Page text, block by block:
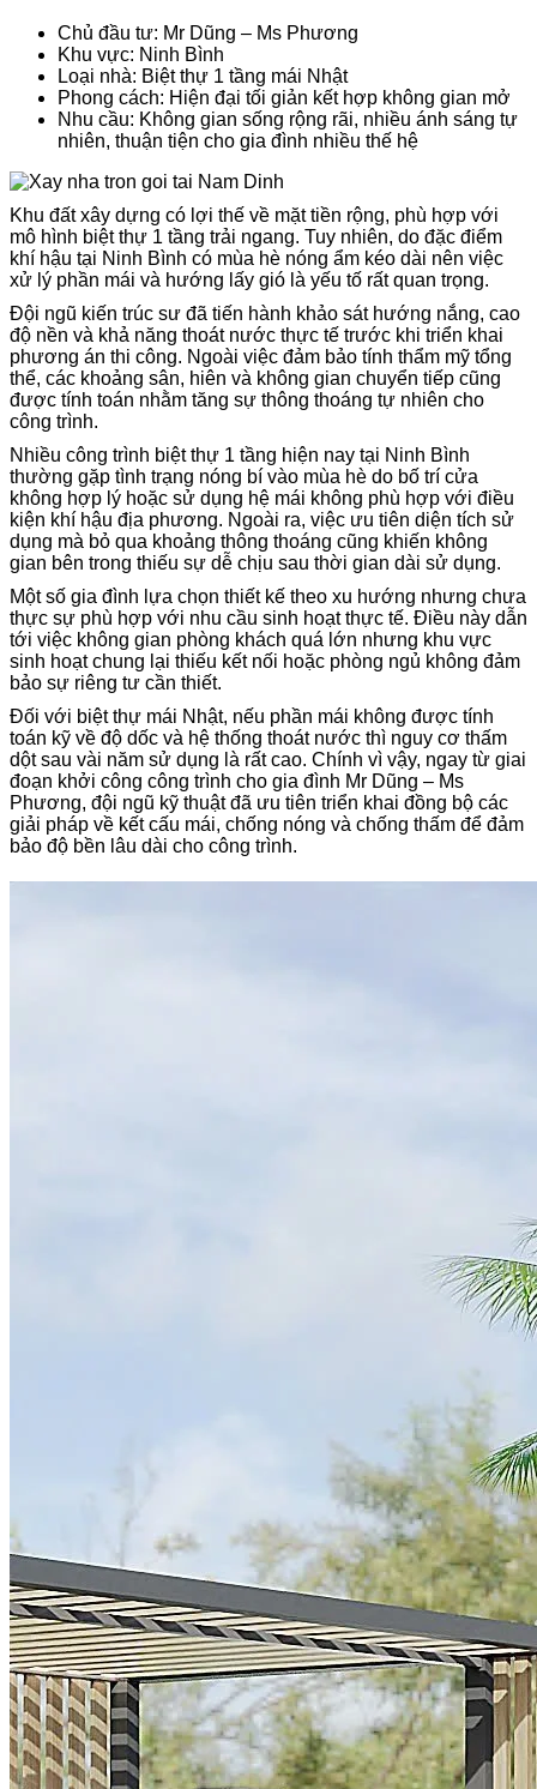
Chủ đầu tư: Mr Dũng – Ms Phương
Khu vực: Ninh Bình
Loại nhà: Biệt thự 1 tầng mái Nhật
Phong cách: Hiện đại tối giản kết hợp không gian mở
Nhu cầu: Không gian sống rộng rãi, nhiều ánh sáng tự
nhiên, thuận tiện cho gia đình nhiều thế hệ
Khu đất xây dựng có lợi thế về mặt tiền rộng, phù hợp với
mô hình biệt thự 1 tầng trải ngang. Tuy nhiên, do đặc điểm
khí hậu tại Ninh Bình có mùa hè nóng ẩm kéo dài nên việc
xử lý phần mái và hướng lấy gió là yếu tố rất quan trọng.
Đội ngũ kiến trúc sư đã tiến hành khảo sát hướng nắng, cao
độ nền và khả năng thoát nước thực tế trước khi triển khai
phương án thi công. Ngoài việc đảm bảo tính thẩm mỹ tổng
thể, các khoảng sân, hiên và không gian chuyển tiếp cũng
được tính toán nhằm tăng sự thông thoáng tự nhiên cho
công trình.
Nhiều công trình biệt thự 1 tầng hiện nay tại Ninh Bình
thường gặp tình trạng nóng bí vào mùa hè do bố trí cửa
không hợp lý hoặc sử dụng hệ mái không phù hợp với điều
kiện khí hậu địa phương. Ngoài ra, việc ưu tiên diện tích sử
dụng mà bỏ qua khoảng thông thoáng cũng khiến không
gian bên trong thiếu sự dễ chịu sau thời gian dài sử dụng.
Một số gia đình lựa chọn thiết kế theo xu hướng nhưng chưa
thực sự phù hợp với nhu cầu sinh hoạt thực tế. Điều này dẫn
tới việc không gian phòng khách quá lớn nhưng khu vực
sinh hoạt chung lại thiếu kết nối hoặc phòng ngủ không đảm
bảo sự riêng tư cần thiết.
Đối với biệt thự mái Nhật, nếu phần mái không được tính
toán kỹ về độ dốc và hệ thống thoát nước thì nguy cơ thấm
dột sau vài năm sử dụng là rất cao. Chính vì vậy, ngay từ giai
đoạn khởi công công trình cho gia đình Mr Dũng – Ms
Phương, đội ngũ kỹ thuật đã ưu tiên triển khai đồng bộ các
giải pháp về kết cấu mái, chống nóng và chống thấm để đảm
bảo độ bền lâu dài cho công trình.